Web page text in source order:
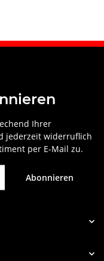
Ihrer
jederzeit widerruflich
per E-Mail zu.
Abonnieren